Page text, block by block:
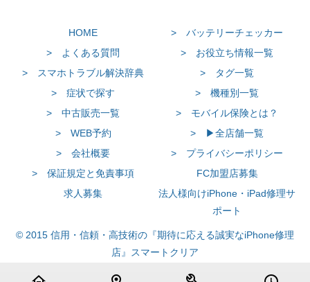
HOME
> バッテリーチェッカー
> よくある質問
> お役立ち情報一覧
> スマホトラブル解決辞典
> タグ一覧
> 症状で探す
> 機種別一覧
> 中古販売一覧
> モバイル保険とは？
> WEB予約
> ▶全店舗一覧
> 会社概要
> プライバシーポリシー
> 保証規定と免責事項
FC加盟店募集
求人募集
法人様向けiPhone・iPad修理サ
ポート
© 2015 信用・信頼・高技術の『期待に応える誠実なiPhone修理
店』スマートクリア